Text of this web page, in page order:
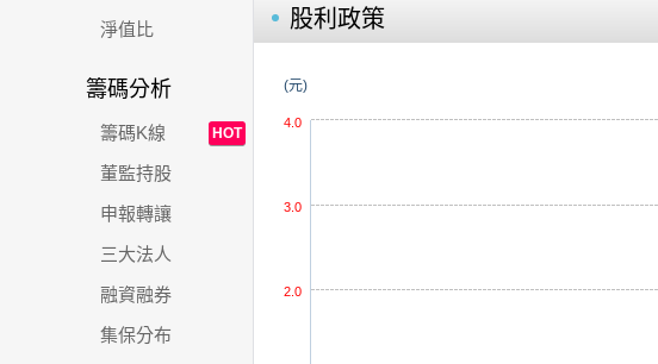
淨值比
籌碼分析
籌碼K線 HOT
董監持股
申報轉讓
三大法人
融資融券
集保分布
股利政策
(元)
2.0
3.0
4.0